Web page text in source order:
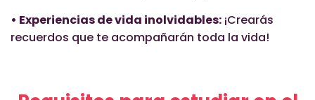
• Experiencias de vida inolvidables: ¡Crearás
recuerdos que te acompañarán toda la vida!